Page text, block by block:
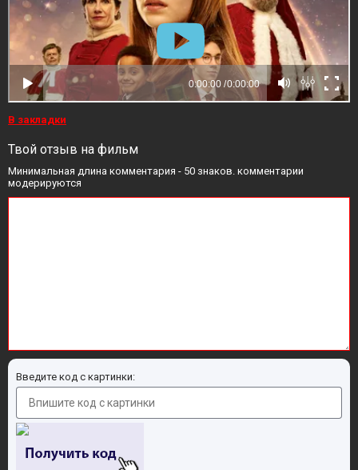
В закладки
Твой отзыв на фильм
Минимальная длина комментария - 50 знаков. комментарии
модерируются
Введите код с картинки: